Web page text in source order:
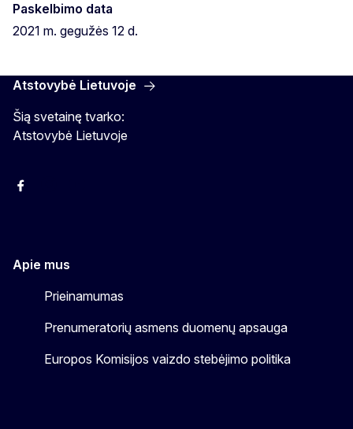
Paskelbimo data
2021 m. gegužės 12 d.
Atstovybė Lietuvoje
Šią svetainę tvarko:
Atstovybė Lietuvoje
Facebook
Apie mus
Prieinamumas
Prenumeratorių asmens duomenų apsauga
Europos Komisijos vaizdo stebėjimo politika